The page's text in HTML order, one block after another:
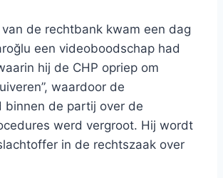
de rechtbank kwam een ​​dag
een videoboodschap had
hij de CHP opriep om
waardoor de
binnen de partij over de
werd vergroot. Hij wordt
in de rechtszaak over